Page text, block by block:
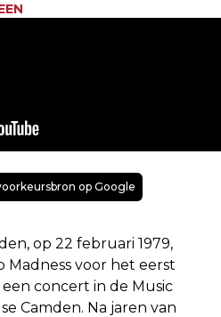
op Google
op 22 februari 1979,
Madness voor het eerst
concert in de Music
Camden. Na jaren van